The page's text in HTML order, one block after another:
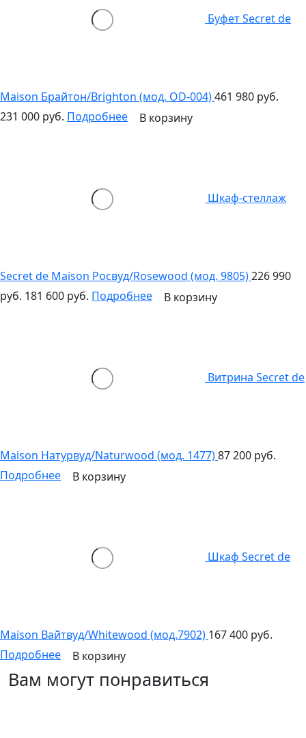
Буфет Secret de
Maison Брайтон/Brighton (мод. OD-004)461 980 руб.
231 000 руб. Подробнее В корзину
Шкаф-стеллаж
Secret de Maison Росвуд/Rosewood (мод. 9805)226 990
руб. 181 600 руб. Подробнее В корзину
Витрина Secret de
Maison Натурвуд/Naturwood (мод. 1477)87 200 руб.
Подробнее
В корзину
Шкаф Secret de
Maison Вайтвуд/Whitewood (мод.7902) 167 400 руб.
Подробнее
В корзину
Вам могут понравиться